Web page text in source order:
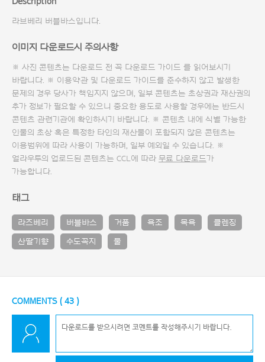
라브베리 버블바스입니다.
이미지 다운로드시 주의사항
※ 사진 콘텐츠는 다운로드 전 꼭 다운로드 가이드 를 읽어보시기
바랍니다. ※ 이용약관 및 다운로드 가이드를 준수하지 않고 발생한
문제의 경우 당사가 책임지지 않으며, 일부 콘텐츠는 초상권과 재산권의
추가 정보가 필요할 수 있으니 중요한 용도로 사용할 경우에는 반드시
콘텐츠 관련기관에 확인하시기 바랍니다. ※ 콘텐츠 내에 식별 가능한
인물의 초상 혹은 특정한 타인의 재산물이 포함되지 않은 콘텐츠는
이용범위에 따라 사용이 가능하며, 일부 예외일 수 있습니다. ※
얼라우투의 업로드된 콘텐츠는 CCL에 따라 무료 다운로드가
가능합니다.
태그
라즈베리 버블바스 거품 욕조 목욕 클렌징
산딸기향 수도꼭지 물
COMMENTS ( 43 )